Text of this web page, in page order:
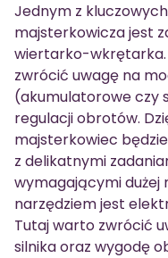
Jednym z
majsterkowicza jest
wiertarko-
zwrócić uwagę na
(akumulatorowe czy
regulacji obrotów.
majsterkowiec
z delikatnymi
wymagającymi dużej
narzędziem jest
Tutaj warto zwrócić
silnika oraz wygodę